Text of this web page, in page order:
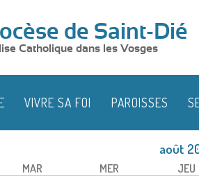
de Saint-Dié
Catholique dans les Vosges
VIVRE SA FOI PAROISSES
août
MAR MER JEU